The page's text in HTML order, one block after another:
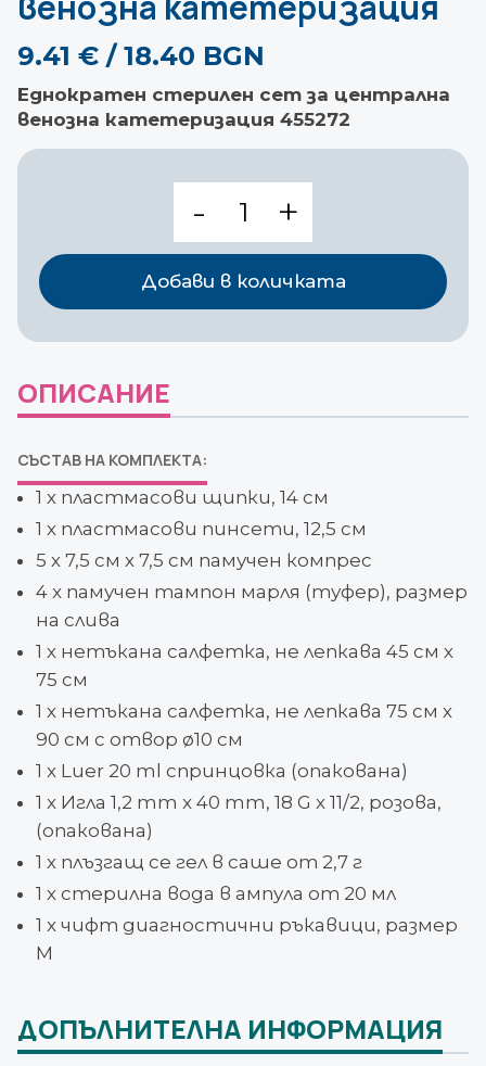
9.41 € / 18.40 BGN
Еднократен стерилен сет за централна
венозна катетеризация 455272
Mediset
централна
венозна
катетеризация
Добави в количката
ОПИСАНИЕ
СЪСТАВ НА КОМПЛЕКТА:
1 х пластмасови щипки, 14 см
1 х пластмасови пинсети, 12,5 см
5 х 7,5 см х 7,5 см памучен компрес
4 x памучен тампон марля (туфер), размер
на слива
1 х нетъкана салфетка, не лепкава 45 см х
75 см
1 х нетъкана салфетка, не лепкава 75 см х
90 см с отвор ø10 см
1 x Luer 20 ml спринцовка (опакована)
1 x Игла 1,2 mm x 40 mm, 18 G x 11/2, розова,
(опакована)
1 х плъзгащ се гел в саше от 2,7 г
1 х стерилна вода в ампула от 20 мл
1 x чифт диагностични ръкавици, размер
M
ДОПЪЛНИТЕЛНА ИНФОРМАЦИЯ